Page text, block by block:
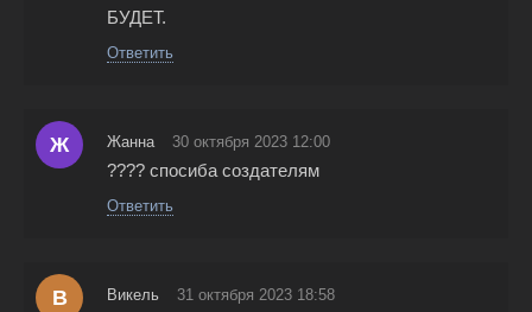
БУДЕТ.
Ответить
Ж Жанна 30 октября 2023 12:00
???? спосиба создателям
Ответить
В Викель 31 октября 2023 18:58